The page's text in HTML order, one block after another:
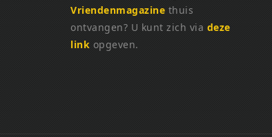
Vriendenmagazine thuis
ontvangen? U kunt zich via deze
link opgeven.